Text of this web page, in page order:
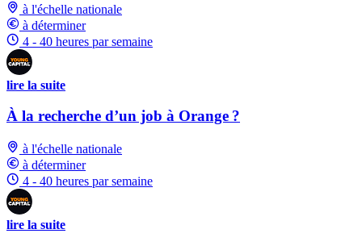
à l'échelle nationale
à déterminer
4 - 40 heures par semaine
lire la suite
À la recherche d’un job à Orange ?
à l'échelle nationale
à déterminer
4 - 40 heures par semaine
lire la suite